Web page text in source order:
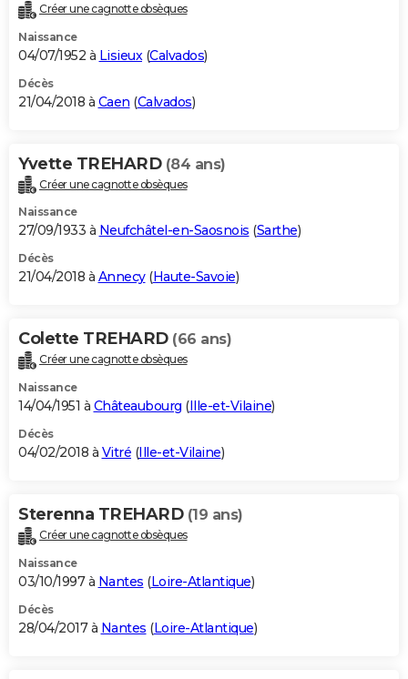
Créer une cagnotte obsèques
Naissance
04/07/1952 à Lisieux (Calvados)
Décès
21/04/2018 à Caen (Calvados)
Yvette TREHARD (84 ans)
Créer une cagnotte obsèques
Naissance
27/09/1933 à Neufchâtel-en-Saosnois (Sarthe)
Décès
21/04/2018 à Annecy(Haute-Savoie)
Colette TREHARD (66 ans)
Créer une cagnotte obsèques
Naissance
14/04/1951 à Châteaubourg (Ille-et-Vilaine)
Décès
04/02/2018 à Vitré (Ille-et-Vilaine)
Sterenna TREHARD (19 ans)
Créer une cagnotte obsèques
Naissance
03/10/1997 à Nantes (Loire-Atlantique)
Décès
28/04/2017 à Nantes (Loire-Atlantique)